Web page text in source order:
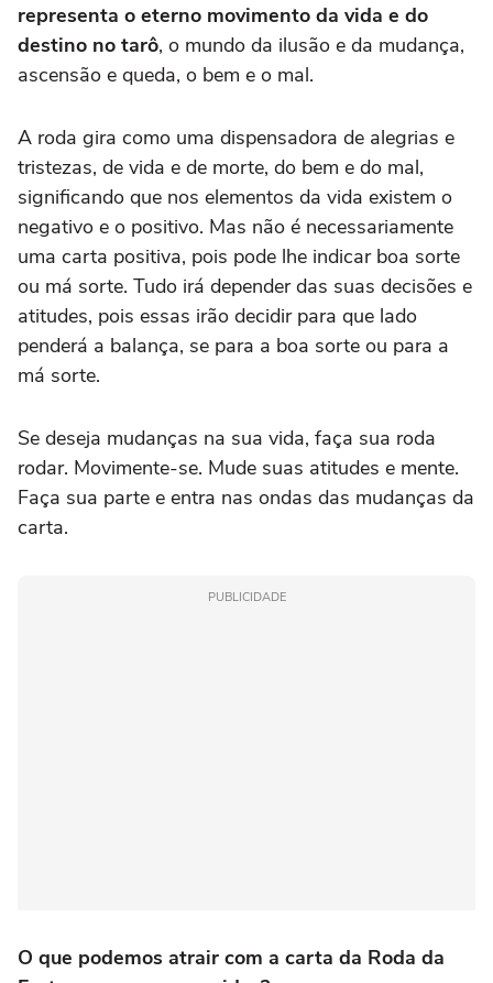
representa o eterno movimento da vida e do
destino no tarô, o mundo da ilusão e da mudança,
ascensão e queda, o bem e o mal.
A roda gira como uma dispensadora de alegrias e
tristezas, de vida e de morte, do bem e do mal,
significando que nos elementos da vida existem o
negativo e o positivo. Mas não é necessariamente
uma carta positiva, pois pode lhe indicar boa sorte
ou má sorte. Tudo irá depender das suas decisões e
atitudes, pois essas irão decidir para que lado
penderá a balança, se para a boa sorte ou para a
má sorte.
Se deseja mudanças na sua vida, faça sua roda
rodar. Movimente-se. Mude suas atitudes e mente.
Faça sua parte e entra nas ondas das mudanças da
carta.
PUBLICIDADE
O que podemos atrair com a carta da Roda da